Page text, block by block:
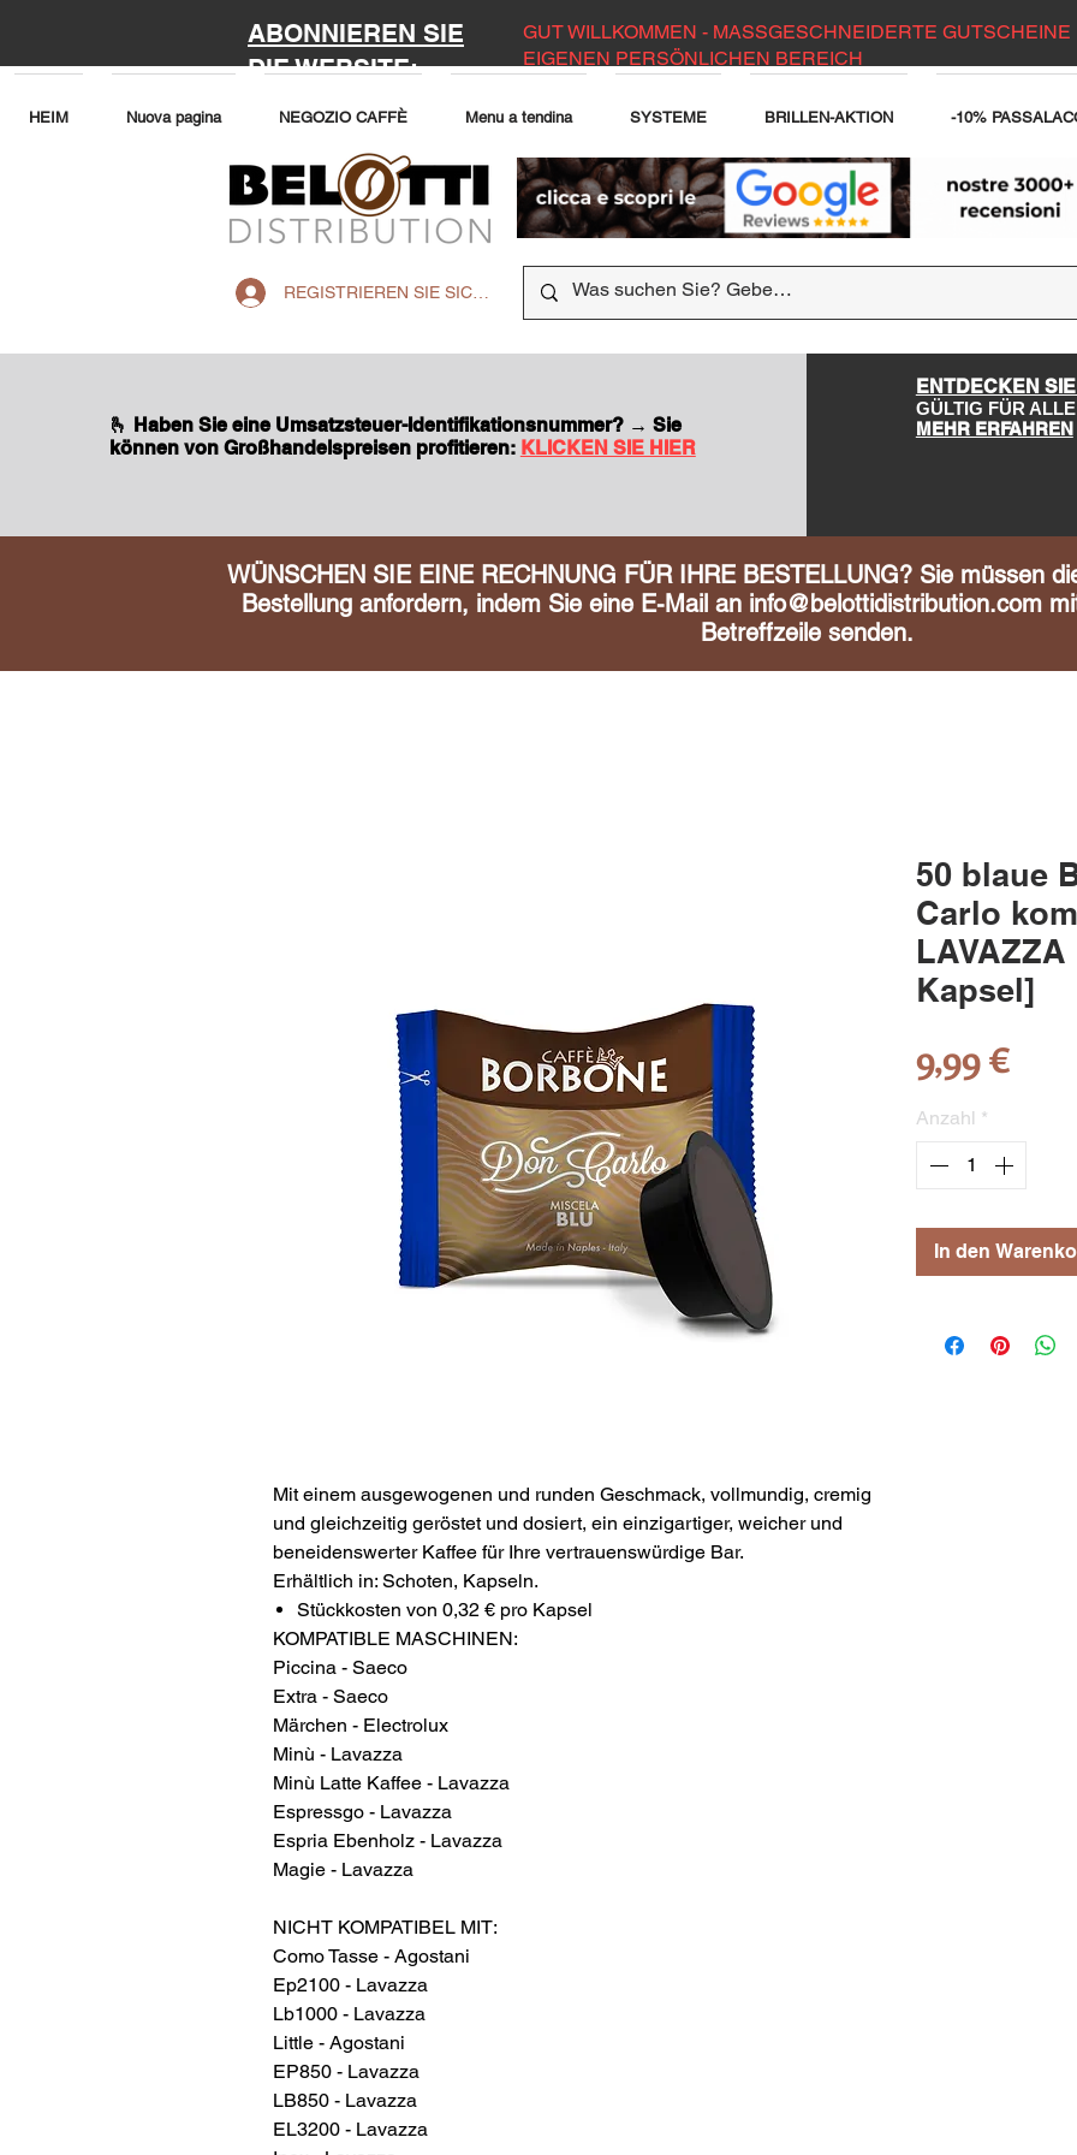
ABONNIEREN SIE
DIE WEBSITE:
GUT WILLKOMMEN - MASSGESCHNEIDERTE GUTSCHEINE
EIGENEN PERSÖNLICHEN BEREICH
HEIM Nuova pagina NEGOZIO CAFFÈ Menu a tendina SYSTEME BRILLEN-AKTION -10%
REGISTRIEREN SIE SICH AUF DER WEBSITE
🫰 Haben Sie eine Umsatzsteuer-Identifikationsnummer? → Sie
können von Großhandelspreisen profitieren: KLICKEN SIE HIER
ENTDECKEN
GÜLTIG FÜR
MEHR ERFAHREN
WÜNSCHEN SIE EINE RECHNUNG FÜR IHRE BESTELLUNG? Sie müssen
Bestellung anfordern, indem Sie eine E-Mail an info@belottidistribution.com
Betreffzeile senden.
Mit einem ausgewogenen und runden Geschmack, vollmundig, cremig
und gleichzeitig geröstet und dosiert, ein einzigartiger, weicher und
beneidenswerter Kaffee für Ihre vertrauenswürdige Bar.
Erhältlich in: Schoten, Kapseln.
Stückkosten von 0,32 € pro Kapsel
KOMPATIBLE MASCHINEN:
Piccina - Saeco
Extra - Saeco
Märchen - Electrolux
Minù - Lavazza
Minù Latte Kaffee - Lavazza
Espressgo - Lavazza
Espria Ebenholz - Lavazza
Magie - Lavazza
NICHT KOMPATIBEL MIT:
Como Tasse - Agostani
Ep2100 - Lavazza
Lb1000 - Lavazza
Little - Agostani
EP850 - Lavazza
LB850 - Lavazza
EL3200 - Lavazza
50 blaue
Carlo
LAVAZZA
Kapsel]
9,99 €
Anzahl *
In den